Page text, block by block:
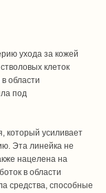
ухода за кожей
клеток
области
под
который усиливает
Эта линейка не
нацелена на
в области
средства, способные